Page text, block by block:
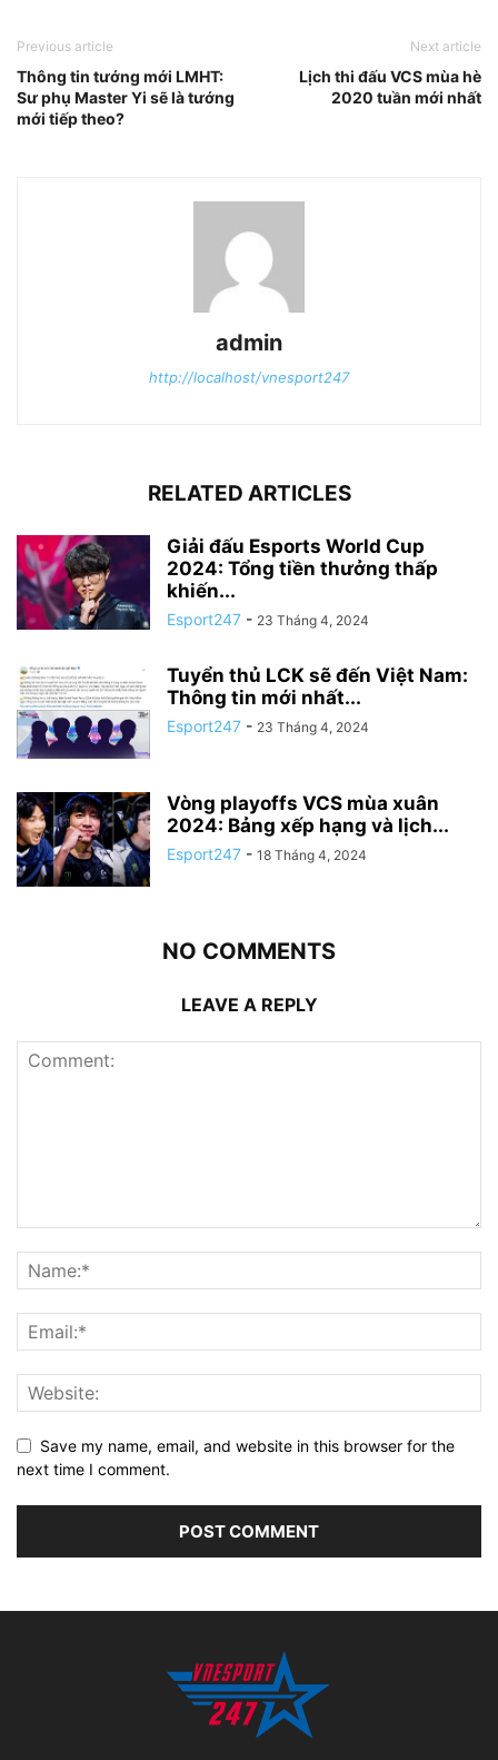
Previous article
Thông tin tướng mới LMHT:
Sư phụ Master Yi sẽ là tướng
mới tiếp theo?
Next article
Lịch thi đấu VCS mùa hè
2020 tuần mới nhất
admin
http://localhost/vnesport247
RELATED ARTICLES
Giải đấu Esports World Cup
2024: Tổng tiền thưởng thấp
khiến...
Esport247 - 23 Tháng 4, 2024
Tuyển thủ LCK sẽ đến Việt Nam:
Thông tin mới nhất...
Esport247 - 23 Tháng 4, 2024
Vòng playoffs VCS mùa xuân
2024: Bảng xếp hạng và lịch...
Esport247 - 18 Tháng 4, 2024
NO COMMENTS
LEAVE A REPLY
Save my name, email, and website in this browser for the
next time I comment.